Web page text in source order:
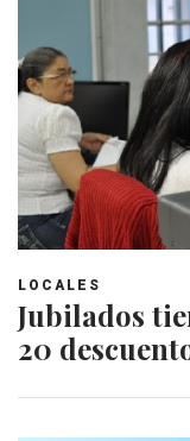
LOCALES
Jubilados
20